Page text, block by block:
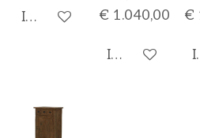
In winkelwagen€ 1.040,00
In
€